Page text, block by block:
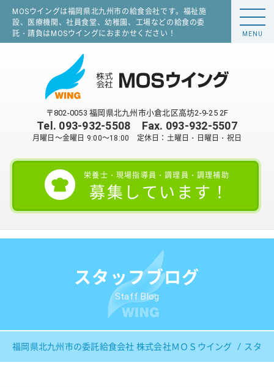
MOSウイングは福岡県北九州市の給食会社です。福祉施
設、医療機関、社員食堂、幼稚園、工場などの給食の委
託・請負はMOSウイングにおまかせください！
〒802-0053 福岡県北九州市小倉北区高坊2-9-25 2F
Tel. 093-932-5508 Fax. 093-932-5507
月曜日～金曜日 9:00～18:00 定休日：土曜日・日曜日・祝日
栄養士・現場指導員・調理員・調理補助
募集しています！
MENU
スタッフブログ
Staff Blog
福岡県北九州市の委託給食会社 株式会社ＭＯＳウイング スタッ